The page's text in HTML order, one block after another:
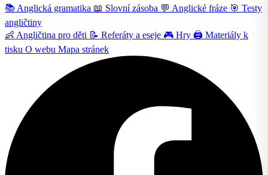
📚 Anglická gramatika 📖 Slovní zásoba 💬 Anglické fráze 🎯 Testy
angličtiny
👶 Angličtina pro děti 📝 Referáty a eseje 🎮 Hry 🖨️ Materiály k
tisku O webu Mapa stránek